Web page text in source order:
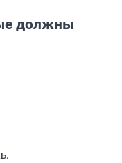
должны